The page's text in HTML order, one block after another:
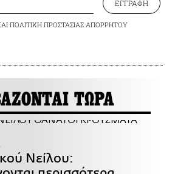
ΕΓΓΡΑΦΗ
ΠΟΛΙΤΙΚΗ ΠΡΟΣΤΑΣΙΑΣ ΑΠΟΡΡΗΤΟΥ
ΤΩΡΑ
Νείλου: